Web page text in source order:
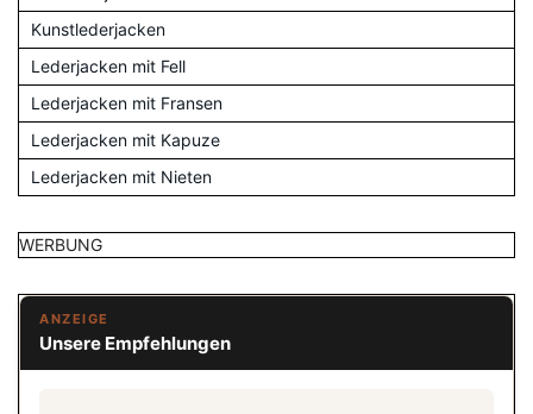
Kunstlederjacken
Lederjacken mit Fell
Lederjacken mit Fransen
Lederjacken mit Kapuze
Lederjacken mit Nieten
WERBUNG
ANZEIGE
Unsere Empfehlungen